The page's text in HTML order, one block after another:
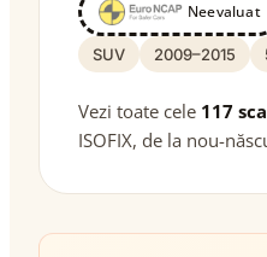
Neevaluat
SUV 2009–2015
Vezi toate cele 117
ISOFIX, de la nou-